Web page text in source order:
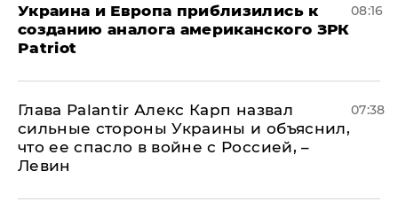
Украина и Европа приблизились к
созданию аналога американского ЗРК
Patriot
08:16
Глава Palantir Алекс Карп назвал
сильные стороны Украины и объяснил,
что ее спасло в войне с Россией, –
Левин
07:38